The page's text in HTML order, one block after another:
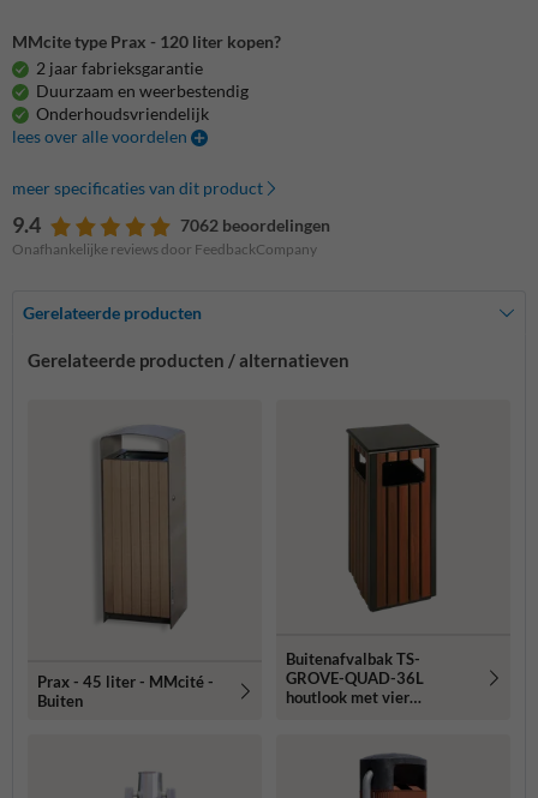
MMcite type Prax - 120 liter kopen?
2 jaar fabrieksgarantie
Duurzaam en weerbestendig
Onderhoudsvriendelijk
lees over alle voordelen
meer specificaties van dit product
9.4 7062 beoordelingen
Onafhankelijke reviews door FeedbackCompany
Gerelateerde producten
Gerelateerde producten / alternatieven
Prax - 45 liter - MMcité -
Buiten
Buitenafvalbak TS-
GROVE-QUAD-36L
houtlook met vier